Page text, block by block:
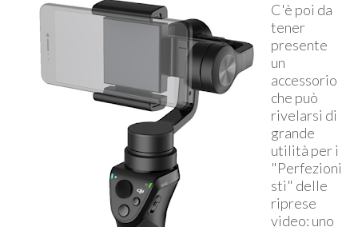
C'è poi da
tener
presente
un
accessorio
che può
rivelarsi di
grande
utilità per i
"Perfezioni
sti" delle
riprese
video: uno